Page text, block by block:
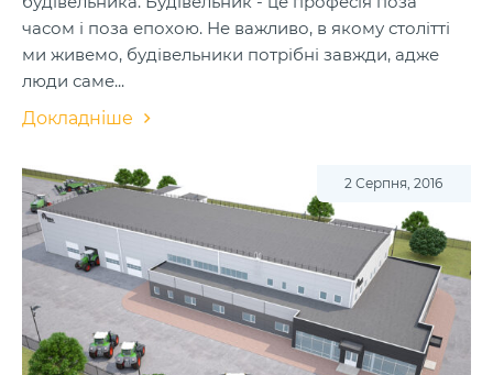
часом і поза епохою. Не важливо, в якому столітті
ми живемо, будівельники потрібні завжди, адже
люди саме...
Докладніше
2 Серпня, 2016